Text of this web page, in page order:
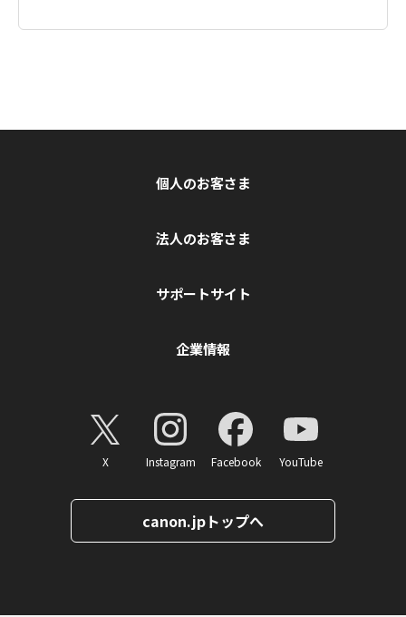
個人のお客さま
法人のお客さま
サポートサイト
企業情報
X Instagram Facebook YouTube
canon.jpトップへ